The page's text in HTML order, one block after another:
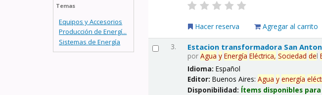
Temas
Equipos y Accesorios
Producción de Energí...
Sistemas de Energía
Hacer reserva Agregar al carrito
3. Estacion transformadora San
porAgua y Energía Eléctrica, Sociedad del
Idioma:Español
Editor:Buenos Aires:Agua y energía
Disponibilidad: Ítems disponibles